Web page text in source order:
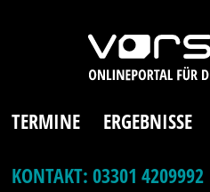
TERMINE ERGEBNISSE
KONTAKT: 03301 4209992